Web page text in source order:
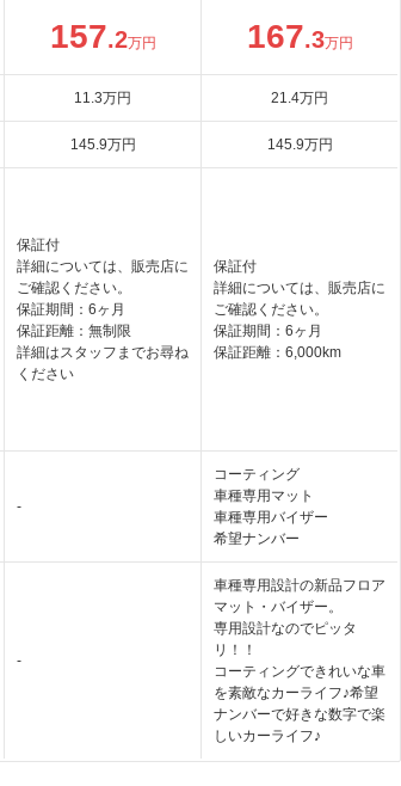
157.2万円 167.3万円
11.3万円 21.4万円
145.9万円 145.9万円
保証付
詳細については、販売店に
ご確認ください。
保証期間：6ヶ月
保証距離：無制限
詳細はスタッフまでお尋ね
ください
保証付
詳細については、販売店に
ご確認ください。
保証期間：6ヶ月
保証距離：6,000km
-
コーティング
車種専用マット
車種専用バイザー
希望ナンバー
-
車種専用設計の新品フロア
マット・バイザー。
専用設計なのでピッタ
リ！！
コーティングできれいな車
を素敵なカーライフ♪希望
ナンバーで好きな数字で楽
しいカーライフ♪